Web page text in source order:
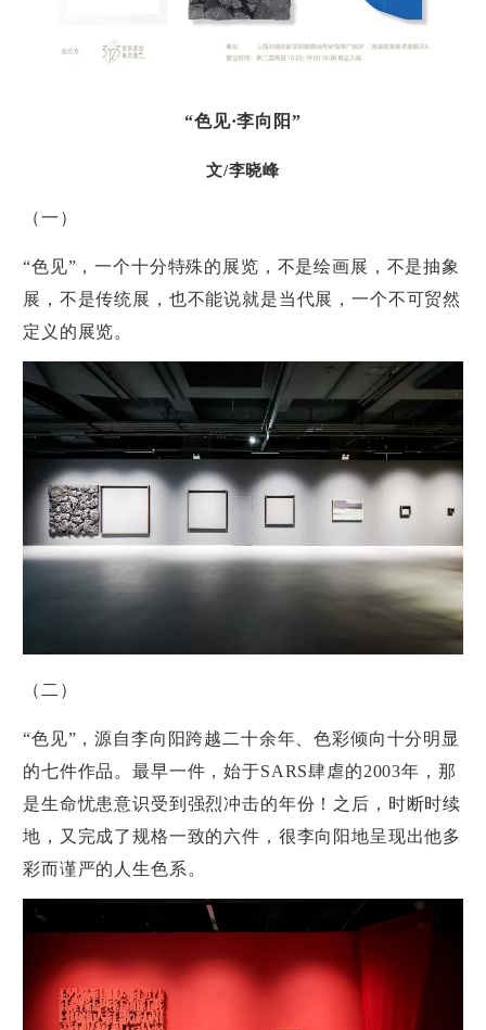
“色见·李向阳”
文/李晓峰
（一）
“色见”，一个十分特殊的展览，不是绘画展，不是抽象
展，不是传统展，也不能说就是当代展，一个不可贸然
定义的展览。
（二）
“色见”，源自李向阳跨越二十余年、色彩倾向十分明显
的七件作品。最早一件，始于SARS肆虐的2003年，那
是生命忧患意识受到强烈冲击的年份！之后，时断时续
地，又完成了规格一致的六件，很李向阳地呈现出他多
彩而谨严的人生色系。